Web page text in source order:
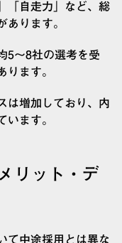
「自走力」など、総
あります。
5〜8社の選考を受
ります。
は増加しており、内
います。
リット・デ
て中途採用とは異な